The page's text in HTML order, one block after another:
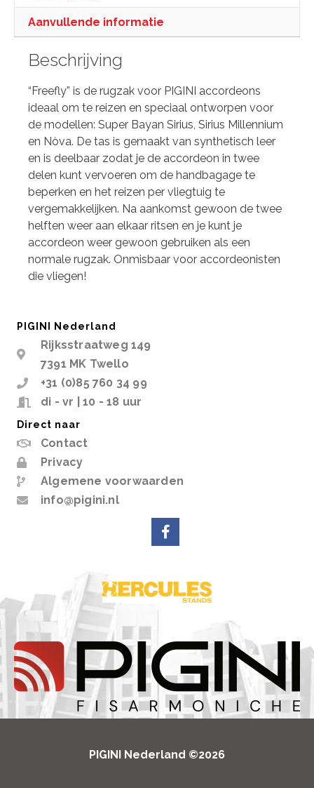
Aanvullende informatie
Beschrijving
“Freefly” is de rugzak voor PIGINI accordeons
ideaal om te reizen en speciaal ontworpen voor
de modellen: Super Bayan Sirius, Sirius Millennium
en Nòva. De tas is gemaakt van synthetisch leer
en is deelbaar zodat je de accordeon in twee
delen kunt vervoeren om de handbagage te
beperken en het reizen per vliegtuig te
vergemakkelijken. Na aankomst gewoon de twee
helften weer aan elkaar ritsen en je kunt je
accordeon weer gewoon gebruiken als een
normale rugzak. Onmisbaar voor accordeonisten
die vliegen!
PIGINI Nederland
Rijksstraatweg 149
7391 MK Twello
+31 (0)85 760 34 99
di - vr | 10 - 18 uur
Direct naar
Contact
Privacy
Algemene voorwaarden
info@pigini.nl
PIGINI Nederland ©2026